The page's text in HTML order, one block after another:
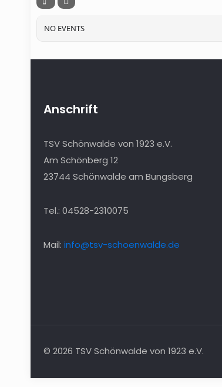
NO EVENTS
Anschrift
TSV Schönwalde von 1923 e.V.
Am Schönberg 12
23744 Schönwalde am Bungsberg
Tel.: 04528-2310075
Mail: info@tsv-schoenwalde.de
© 2026 TSV Schönwalde von 1923 e.V.